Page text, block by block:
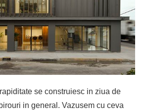
se construiesc in ziua de
in general. Vazusem cu ceva